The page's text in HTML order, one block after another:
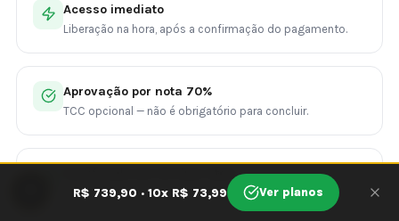
Acesso imediato
Liberação na hora, após a confirmação do pagamento.
Aprovação por nota 70%
TCC opcional — não é obrigatório para concluir.
Certificado em 30 dias úteis
Após a conclusão, a nota mínima e a documentação.
R$ 739,90 · 10x R$ 73,99 Ver planos